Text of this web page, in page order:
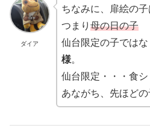
ダイア
ちなみに、扉絵の子
つまり 母の日の子
仙台限定の子ではな
様。
仙台限定・・・食
あながち、先ほど